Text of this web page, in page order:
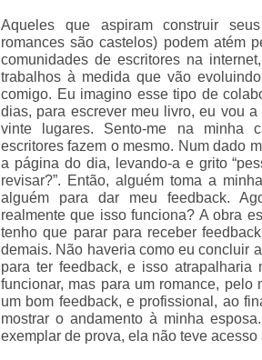
Aqueles que aspiram construir
romances são castelos) podem atém
comunidades de escritores na
trabalhos à medida que vão
comigo. Eu imagino esse tipo de
dias, para escrever meu livro, eu vou
vinte lugares. Sento-me na minha
escritores fazem o mesmo. Num dado
a página do dia, levando-a e grito
revisar?”. Então, alguém toma a
alguém para dar meu feedback.
realmente que isso funciona? A obra
tenho que parar para receber
demais. Não haveria como eu concluir
para ter feedback, e isso atrapalharia
funcionar, mas para um romance,
um bom feedback, e profissional, ao
mostrar o andamento à minha
exemplar de prova, ela não teve acesso